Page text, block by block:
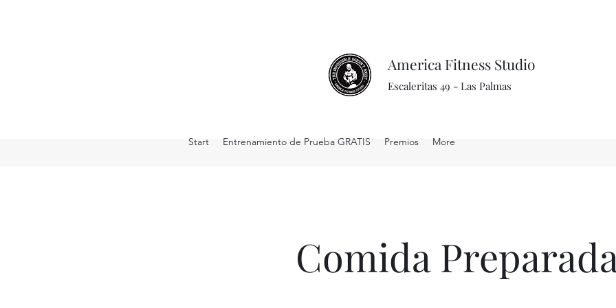
America Fitness Studio
Escaleritas 49 - Las Palmas
Start Entrenamiento de Prueba GRATIS Premios More
Comida